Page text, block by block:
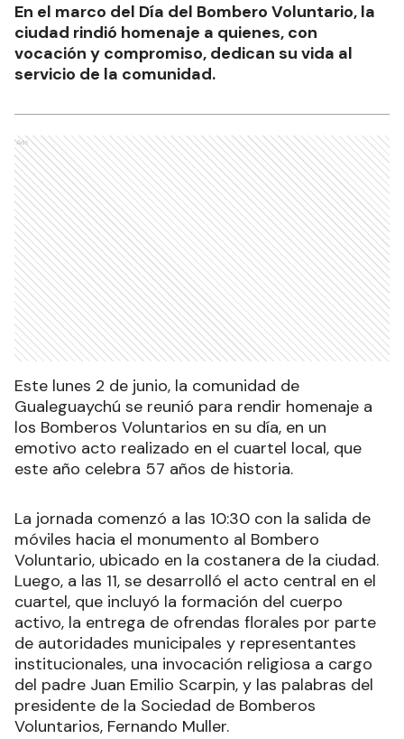
En el marco del Día del Bombero Voluntario, la
ciudad rindió homenaje a quienes, con
vocación y compromiso, dedican su vida al
servicio de la comunidad.
Ads
Este lunes 2 de junio, la comunidad de
Gualeguaychú se reunió para rendir homenaje a
los Bomberos Voluntarios en su día, en un
emotivo acto realizado en el cuartel local, que
este año celebra 57 años de historia.
La jornada comenzó a las 10:30 con la salida de
móviles hacia el monumento al Bombero
Voluntario, ubicado en la costanera de la ciudad.
Luego, a las 11, se desarrolló el acto central en el
cuartel, que incluyó la formación del cuerpo
activo, la entrega de ofrendas florales por parte
de autoridades municipales y representantes
institucionales, una invocación religiosa a cargo
del padre Juan Emilio Scarpin, y las palabras del
presidente de la Sociedad de Bomberos
Voluntarios, Fernando Muller.